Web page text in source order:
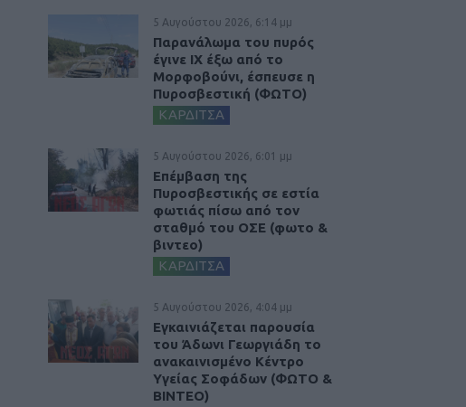
5 Αυγούστου 2026, 6:14 μμ
Παρανάλωμα του πυρός
έγινε ΙΧ έξω από το
Μορφοβούνι, έσπευσε η
Πυροσβεστική (ΦΩΤΟ)
ΚΑΡΔΙΤΣΑ
5 Αυγούστου 2026, 6:01 μμ
Επέμβαση της
Πυροσβεστικής σε εστία
φωτιάς πίσω από τον
σταθμό του ΟΣΕ (φωτο &
βιντεο)
ΚΑΡΔΙΤΣΑ
5 Αυγούστου 2026, 4:04 μμ
Εγκαινιάζεται παρουσία
του Άδωνι Γεωργιάδη το
ανακαινισμένο Κέντρο
Υγείας Σοφάδων (ΦΩΤΟ &
ΒΙΝΤΕΟ)